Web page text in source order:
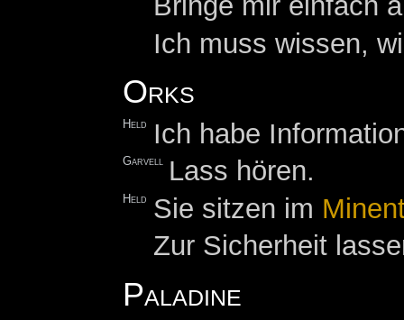
Ich muss wissen,
Orks
Held Ich habe
Garvell Lass hören.
Held Sie sitzen im
Zur Sicherheit
Paladine